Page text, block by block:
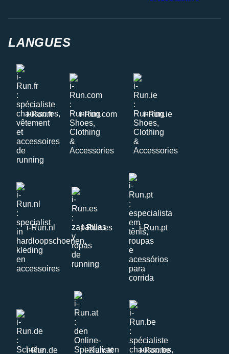
LANGUES
i-Run.fr i-Run.com i-Run.ie
i-Run.nl i-Run.es i-Run.pt
i-Run.de i-Run.at i-Run.be